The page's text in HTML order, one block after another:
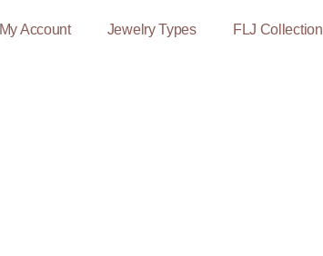
FLJ Collection
Jewelry Types
My Account